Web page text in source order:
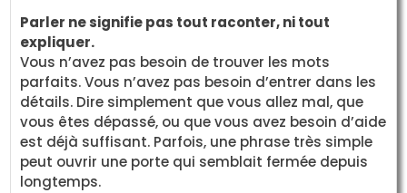
Parler ne signifie pas tout raconter, ni tout
expliquer.
Vous n’avez pas besoin de trouver les mots
parfaits. Vous n’avez pas besoin d’entrer dans les
détails. Dire simplement que vous allez mal, que
vous êtes dépassé, ou que vous avez besoin d’aide
est déjà suffisant. Parfois, une phrase très simple
peut ouvrir une porte qui semblait fermée depuis
longtemps.